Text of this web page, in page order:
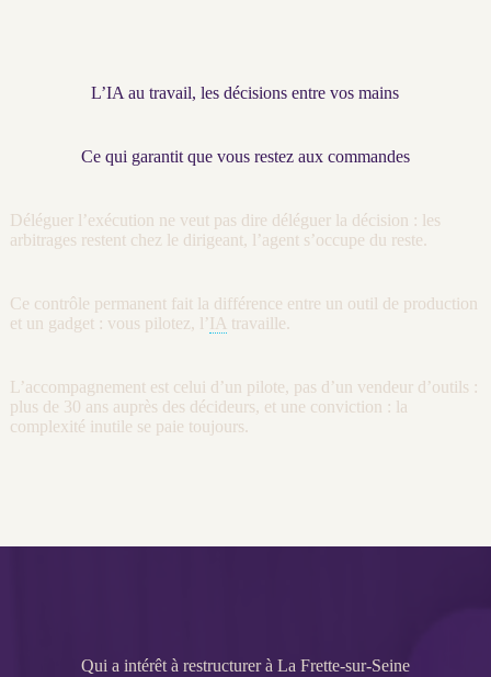
L’IA au travail, les décisions entre vos mains
Ce qui garantit que vous restez aux commandes
Déléguer l’exécution ne veut pas dire déléguer la décision : les
arbitrages restent chez le dirigeant, l’agent s’occupe du reste.
Ce contrôle permanent fait la différence entre un outil de production
et un gadget : vous pilotez, l’IA travaille.
L’accompagnement est celui d’un pilote, pas d’un vendeur d’outils :
plus de 30 ans auprès des décideurs, et une conviction : la
complexité inutile se paie toujours.
Qui a intérêt à restructurer à La Frette-sur-Seine